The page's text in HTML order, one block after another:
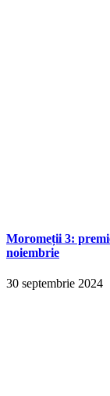
Moromeții 3:
noiembrie
30 septembrie 2024